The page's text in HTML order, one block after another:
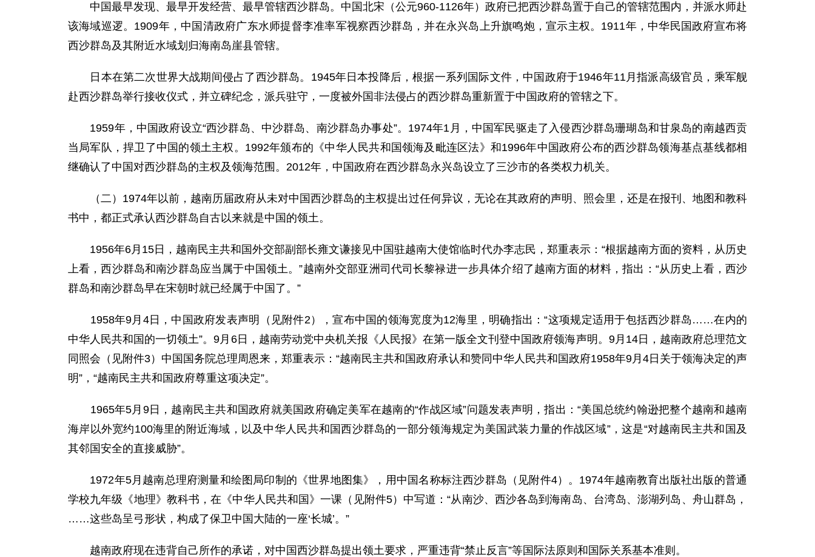
中国最早发现、最早开发经营、最早管辖西沙群岛。中国北宋（公元960-1126年）政府已把西沙群岛置于自己的管辖范围内，并派水师赴
该海域巡逻。1909年，中国清政府广东水师提督李准率军视察西沙群岛，并在永兴岛上升旗鸣炮，宣示主权。1911年，中华民国政府宣布将
西沙群岛及其附近水域划归海南岛崖县管辖。
日本在第二次世界大战期间侵占了西沙群岛。1945年日本投降后，根据一系列国际文件，中国政府于1946年11月指派高级官员，乘军舰
赴西沙群岛举行接收仪式，并立碑纪念，派兵驻守，一度被外国非法侵占的西沙群岛重新置于中国政府的管辖之下。
1959年，中国政府设立“西沙群岛、中沙群岛、南沙群岛办事处”。1974年1月，中国军民驱走了入侵西沙群岛珊瑚岛和甘泉岛的南越西贡
当局军队，捍卫了中国的领土主权。1992年颁布的《中华人民共和国领海及毗连区法》和1996年中国政府公布的西沙群岛领海基点基线都相
继确认了中国对西沙群岛的主权及领海范围。2012年，中国政府在西沙群岛永兴岛设立了三沙市的各类权力机关。
（二）1974年以前，越南历届政府从未对中国西沙群岛的主权提出过任何异议，无论在其政府的声明、照会里，还是在报刊、地图和教科
书中，都正式承认西沙群岛自古以来就是中国的领土。
1956年6月15日，越南民主共和国外交部副部长雍文谦接见中国驻越南大使馆临时代办李志民，郑重表示：“根据越南方面的资料，从历史
上看，西沙群岛和南沙群岛应当属于中国领土。”越南外交部亚洲司代司长黎禄进一步具体介绍了越南方面的材料，指出：“从历史上看，西沙
群岛和南沙群岛早在宋朝时就已经属于中国了。”
1958年9月4日，中国政府发表声明（见附件2），宣布中国的领海宽度为12海里，明确指出：“这项规定适用于包括西沙群岛……在内的
中华人民共和国的一切领土”。9月6日，越南劳动党中央机关报《人民报》在第一版全文刊登中国政府领海声明。9月14日，越南政府总理范文
同照会（见附件3）中国国务院总理周恩来，郑重表示：“越南民主共和国政府承认和赞同中华人民共和国政府1958年9月4日关于领海决定的声
明”，“越南民主共和国政府尊重这项决定”。
1965年5月9日，越南民主共和国政府就美国政府确定美军在越南的“作战区域”问题发表声明，指出：“美国总统约翰逊把整个越南和越南
海岸以外宽约100海里的附近海域，以及中华人民共和国西沙群岛的一部分领海规定为美国武装力量的作战区域”，这是“对越南民主共和国及
其邻国安全的直接威胁”。
1972年5月越南总理府测量和绘图局印制的《世界地图集》，用中国名称标注西沙群岛（见附件4）。1974年越南教育出版社出版的普通
学校九年级《地理》教科书，在《中华人民共和国》一课（见附件5）中写道：“从南沙、西沙各岛到海南岛、台湾岛、澎湖列岛、舟山群岛，
……这些岛呈弓形状，构成了保卫中国大陆的一座‘长城’。”
越南政府现在违背自己所作的承诺，对中国西沙群岛提出领土要求，严重违背“禁止反言”等国际法原则和国际关系基本准则。